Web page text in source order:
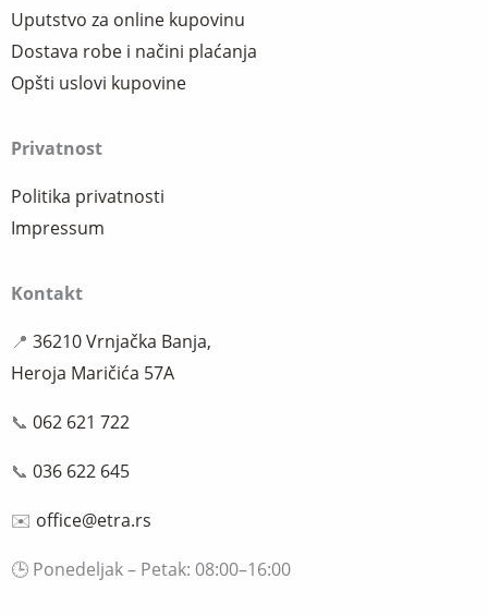
Uputstvo za online kupovinu
Dostava robe i načini plaćanja
Opšti uslovi kupovine
Privatnost
Politika privatnosti
Impressum
Kontakt
📍 36210 Vrnjačka Banja,
Heroja Maričića 57A
📞 062 621 722
📞 036 622 645
✉️ office@etra.rs
🕒 Ponedeljak – Petak: 08:00–16:00